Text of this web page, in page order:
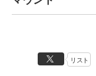
リスト